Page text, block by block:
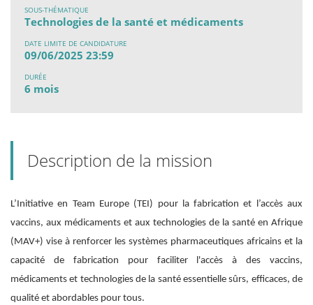
SOUS-THÉMATIQUE
Technologies de la santé et médicaments
DATE LIMITE DE CANDIDATURE
09/06/2025 23:59
DURÉE
6 mois
Description de la mission
L’Initiative en Team Europe (TEI) pour la fabrication et l’accès aux
vaccins, aux médicaments et aux technologies de la santé en Afrique
(MAV+) vise à renforcer les systèmes pharmaceutiques africains et la
capacité de fabrication pour faciliter l'accès à des vaccins,
médicaments et technologies de la santé essentielle sûrs, efficaces, de
qualité et abordables pour tous.